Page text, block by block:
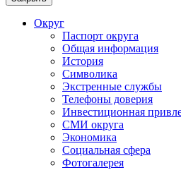
Округ
Паспорт округа
Общая информация
История
Символика
Экстренные службы
Телефоны доверия
Инвестиционная
СМИ округа
Экономика
Социальная сфера
Фотогалерея